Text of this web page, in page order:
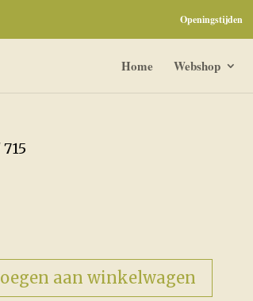
Openingstijden
Home Webshop
715
aan winkelwagen